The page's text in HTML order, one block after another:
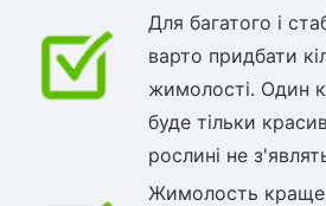
Для багатого і
варто придбати
жимолості. Один
буде тільки
рослині не
Жимолость краще